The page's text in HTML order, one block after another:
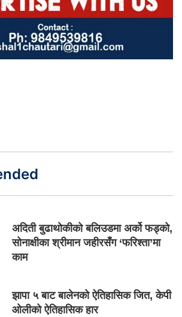
अदिती बुढाथोकीको बलिउडमा अर्को फड्को,
सोनाक्षीका श्रीमान जहीरसँग ‘फरिश्ता’मा
काम
झापा ५ बाट बालेनको ऐतिहासिक जित, केपी
ओलीको ऐतिहासिक हार